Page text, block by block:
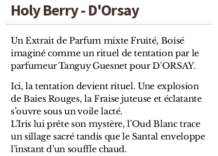
Holy Berry - D'Orsay
Un Extrait de Parfum mixte Fruité, Boisé
imaginé comme un rituel de tentation par le
parfumeur Tanguy Guesnet pour D'ORSAY.
Ici, la tentation devient rituel. Une explosion
de Baies Rouges, la Fraise juteuse et éclatante
s’ouvre sous un voile lacté.
L’Iris lui prête son mystère, l’Oud Blanc trace
un sillage sacré tandis que le Santal enveloppe
l’instant d’un souffle chaud.
Stéphane Humbert Lucas
The Different Company
Perris Monte-carlo
Sensatio
Trudon
Marques Italiennes